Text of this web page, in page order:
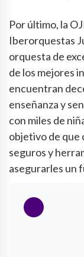
Por último, la
Iberorquestas
orquesta de
de los mejores
encuentran
enseñanza y
con miles de
objetivo de que
seguros y
asegurarles un